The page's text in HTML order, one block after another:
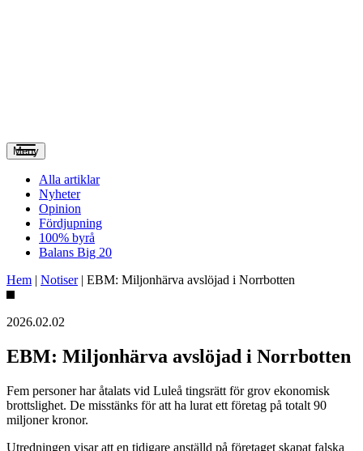
Meny
Alla artiklar
Nyheter
Opinion
Fördjupning
100% byrå
Balans Big 20
Hem | Notiser| EBM: Miljonhärva avslöjad i Norrbotten
2026.02.02
EBM: Miljonhärva avslöjad i Norrbotten
Fem personer har åtalats vid Luleå tingsrätt för grov ekonomisk
brottslighet. De misstänks för att ha lurat ett företag på totalt 90
miljoner kronor.
Utredningen visar att en tidigare anställd på företaget skapat falska